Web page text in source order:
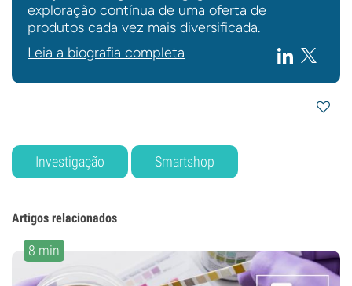
exploração contínua de uma oferta de
produtos cada vez mais diversificada.
Leia a biografia completa
Investigação Smartshop
Artigos relacionados
8 min